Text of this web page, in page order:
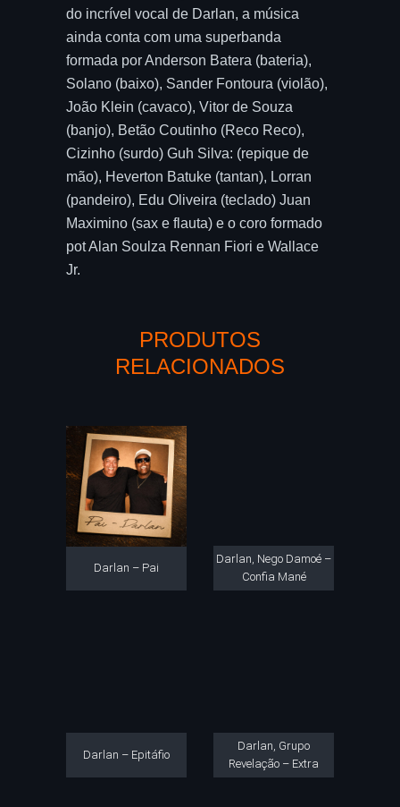
do incrível vocal de Darlan, a música
ainda conta com uma superbanda
formada por Anderson Batera (bateria),
Solano (baixo), Sander Fontoura (violão),
João Klein (cavaco), Vitor de Souza
(banjo), Betão Coutinho (Reco Reco),
Cizinho (surdo) Guh Silva: (repique de
mão), Heverton Batuke (tantan), Lorran
(pandeiro), Edu Oliveira (teclado) Juan
Maximino (sax e flauta) e o coro formado
pot Alan Soulza Rennan Fiori e Wallace
Jr.
PRODUTOS
RELACIONADOS
Darlan – Pai
Darlan, Nego Damoé –
Confia Mané
Darlan – Epitáfio
Darlan, Grupo
Revelação – Extra